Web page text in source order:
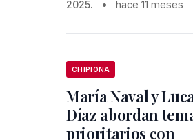
2025.
• hace 11 meses
CHIPIONA
María Naval y
Díaz abordan
prioritarios con